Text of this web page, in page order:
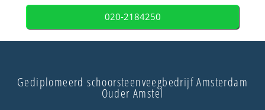
020-2184250
Gediplomeerd schoorsteenveegbedrijf Amsterdam
Ouder Amstel